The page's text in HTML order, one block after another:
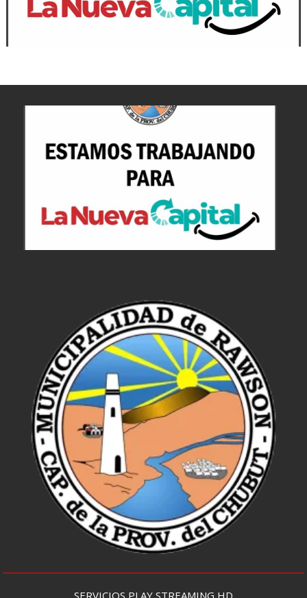
SERVICIOS PLAY STREAMING HD